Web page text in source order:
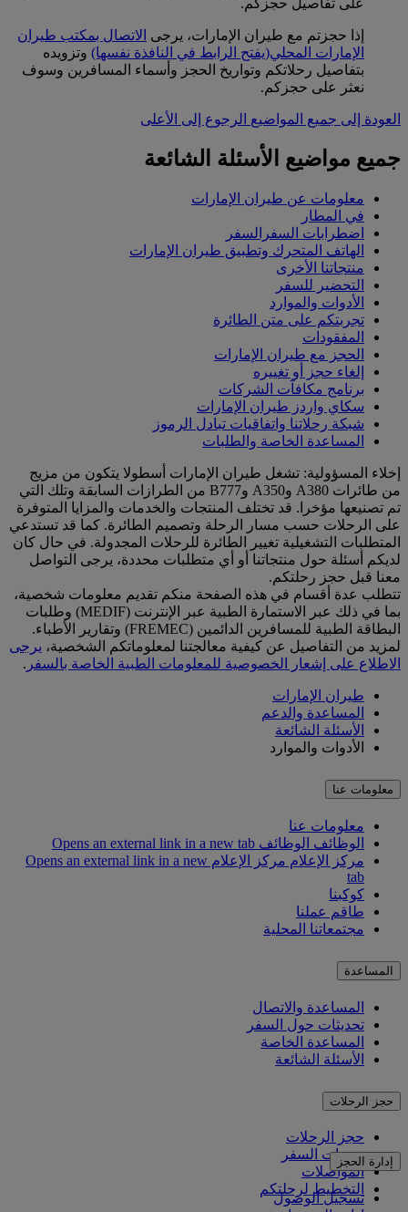
على تفاصيل حجزكم.
إذا حجزتم مع طيران الإمارات، يرجى الاتصال بمكتب طيران
الإمارات المحلي(يفتح الرابط في النافذة نفسها) وتزويده
بتفاصيل رحلاتكم وتواريخ الحجز وأسماء المسافرين وسوف
نعثر على حجزكم.
العودة إلى جميع المواضيع الرجوع إلى الأعلى
جميع مواضيع الأسئلة الشائعة
معلومات عن طيران الإمارات
في المطار
اضطرابات السفرالسفر
الهاتف المتحرك وتطبيق طيران الإمارات
منتجاتنا الأخرى
التحضير للسفر
الأدوات والموارد
تجربتكم على متن الطائرة
المفقودات
الحجز مع طيران الإمارات
إلغاء حجز أو تغييره
برنامج مكافآت الشركات
سكاي واردز طيران الإمارات
شبكة رحلاتنا واتفاقيات تبادل الرموز
المساعدة الخاصة والطلبات
إخلاء المسؤولية: تشغل طيران الإمارات أسطولا يتكون من مزيج
من طائرات A380 وA350 وB777 من الطرازات السابقة وتلك التي
تم تصنيعها مؤخرا. قد تختلف المنتجات والخدمات والمزايا المتوفرة
على الرحلات حسب مسار الرحلة وتصميم الطائرة. كما قد تستدعي
المتطلبات التشغيلية تغيير الطائرة للرحلات المجدولة. في حال كان
لديكم أسئلة حول منتجاتنا أو أي متطلبات محددة، يرجى التواصل
معنا قبل حجز رحلتكم.
تتطلب عدة أقسام في هذه الصفحة منكم تقديم معلومات شخصية،
بما في ذلك عبر الاستمارة الطبية عبر الإنترنت (MEDIF) وطلبات
البطاقة الطبية للمسافرين الدائمين (FREMEC) وتقارير الأطباء.
لمزيد من التفاصيل عن كيفية معالجتنا لمعلوماتكم الشخصية، يرجى
الاطلاع على إشعار الخصوصية للمعلومات الطبية الخاصة بالسفر .
طيران الإمارات
المساعدة والدعم
الأسئلة الشائعة
الأدوات والموارد
معلومات عنا
معلومات عنا
الوظائف الوظائف Opens an external link in a new tab
مركز الإعلام
مركز الإعلام Opens an external link in a new
tab
كوكبنا
طاقم عملنا
مجتمعاتنا المحلية
المساعدة
المساعدة والاتصال
تحديثات حول السفر
المساعدة الخاصة
الأسئلة الشائعة
حجز الرحلات
حجز الرحلات
خدمات السفر
المواصلات
التخطيط لرحلتكم
إدارة الحجز
تسجيل الوصول